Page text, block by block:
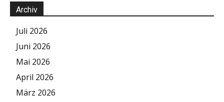
Archiv
Juli 2026
Juni 2026
Mai 2026
April 2026
März 2026